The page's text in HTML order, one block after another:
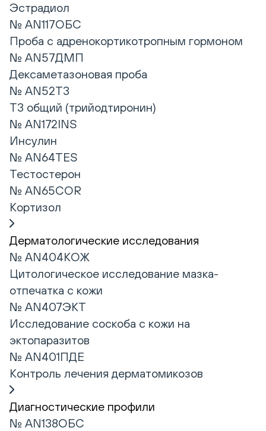
Эстрадиол
№ AN117ОБС
Проба с адренокортикотропным гормоном
№ AN57ДМП
Дексаметазоновая проба
№ AN52T3
Т3 общий (трийодтиронин)
№ AN172INS
Инсулин
№ AN64TES
Тестостерон
№ AN65COR
Кортизол
Дерматологические исследования
№ AN404КОЖ
Цитологическое исследование мазка-
отпечатка с кожи
№ AN407ЭКТ
Исследование соскоба с кожи на
эктопаразитов
№ AN401ПДЕ
Контроль лечения дерматомикозов
Диагностические профили
№ AN138ОБС